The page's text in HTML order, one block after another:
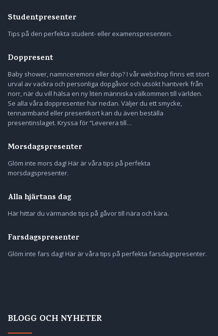
Studentpresenter
Tips på den perfekta student- eller examenspresenten.
Doppresent
Baby shower, namnceremoni eller dop? I vår webshop finns ett stort
urval av vackra och personliga dopgåvor och utsökt hantverk från
norr, när du vill hälsa en ny liten människa välkommen till världen.
Se alla våra doppresenter här nedan. Väljer du ett smycke,
tennarmband eller presentkort kan du även beställa
presentinslaget. Kryssa för “Leverera till…
Morsdagspresenter
Glöm inte mors dag! Här är våra tips på perfekta
morsdagspresenter.
Alla hjärtans dag
Här hittar du värmande tips på gåvor till nära och kära.
Farsdagspresenter
Glöm inte fars dag! Här är våra tips på perfekta farsdagspresenter.
BLOGG OCH NYHETER